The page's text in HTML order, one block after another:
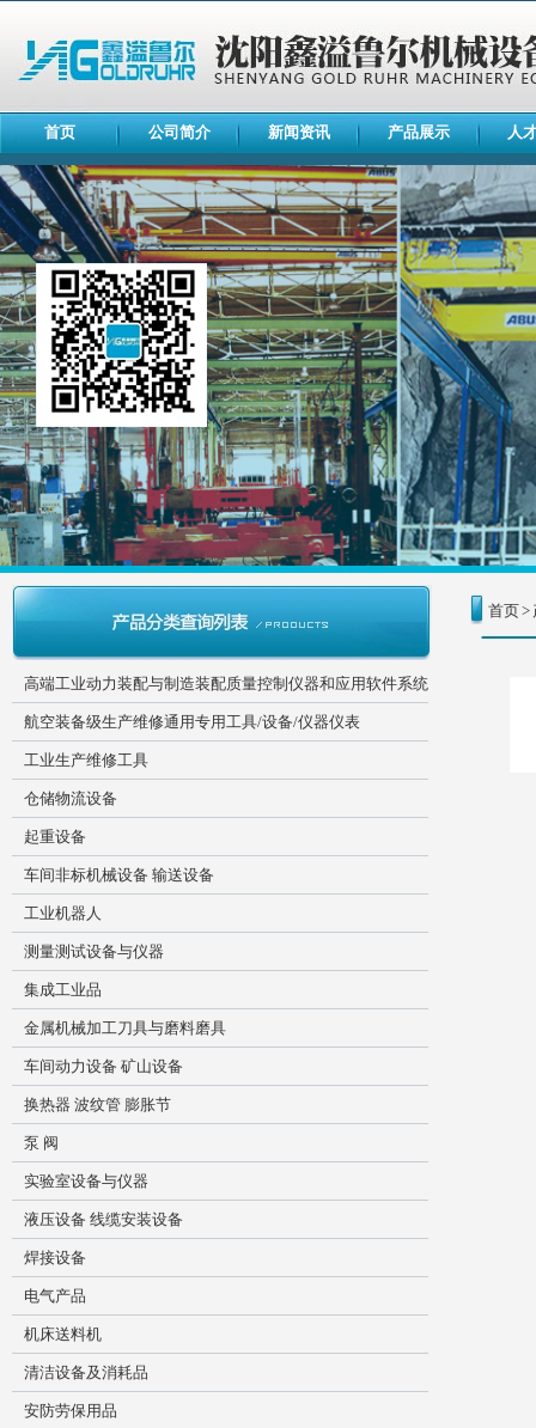
首页 公司简介 新闻资讯 产品展示 人
高端工业动力装配与制造装配质量控制仪器和应用软件系统
航空装备级生产维修通用专用工具/设备/仪器仪表
工业生产维修工具
仓储物流设备
起重设备
车间非标机械设备 输送设备
工业机器人
测量测试设备与仪器
集成工业品
金属机械加工刀具与磨料磨具
车间动力设备 矿山设备
换热器 波纹管 膨胀节
泵 阀
实验室设备与仪器
液压设备 线缆安装设备
焊接设备
电气产品
机床送料机
清洁设备及消耗品
安防劳保用品
首页>